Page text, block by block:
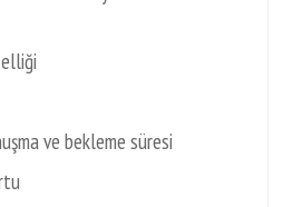
ve bekleme süresi